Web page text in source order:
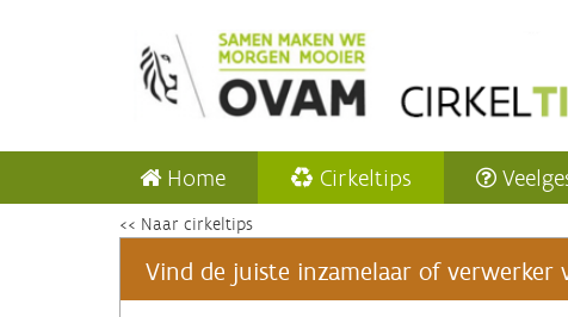
Home Cirkeltips
<< Naar cirkeltips
Vind de juiste inzamelaar of verwerker